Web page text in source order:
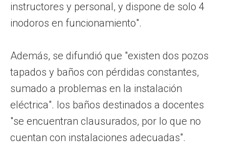
instructores y personal, y dispone de solo 4
inodoros en funcionamiento".
Además, se difundió que "existen dos pozos
tapados y baños con pérdidas constantes,
sumado a problemas en la instalación
eléctrica". los baños destinados a docentes
"se encuentran clausurados, por lo que no
cuentan con instalaciones adecuadas".